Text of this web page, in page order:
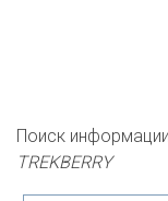
TREKBERRY